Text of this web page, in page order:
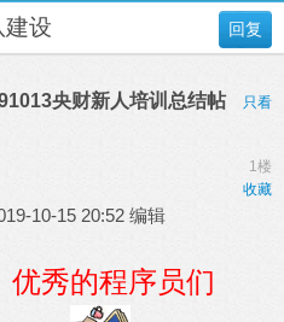
回复
建设
央财新人培训总结帖
只看
1楼
收藏
10-15 20:52 编辑
优秀的程序员们